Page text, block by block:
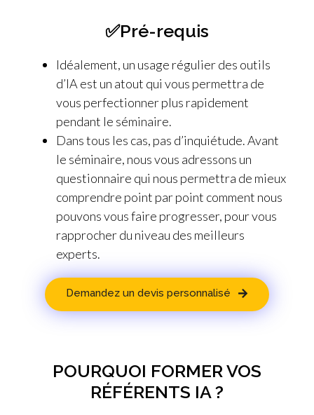
POURQUOI FORMER VOS
RÉFÉRENTS IA ?
✅Pré-requis
Idéalement, un usage régulier des outils
d’IA est un atout qui vous permettra de
vous perfectionner plus rapidement
pendant le séminaire.
Dans tous les cas, pas d’inquiétude. Avant
le séminaire, nous vous adressons un
questionnaire qui nous permettra de mieux
comprendre point par point comment nous
pouvons vous faire progresser, pour vous
rapprocher du niveau des meilleurs
experts.
Demandez un devis personnalisé